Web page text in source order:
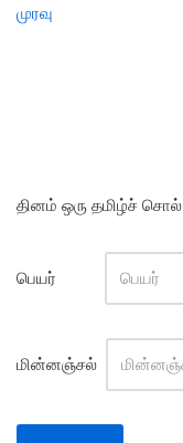
முரவு
தினம் ஒரு தமிழ்ச் சொல்
பெயர்
மின்னஞ்சல்